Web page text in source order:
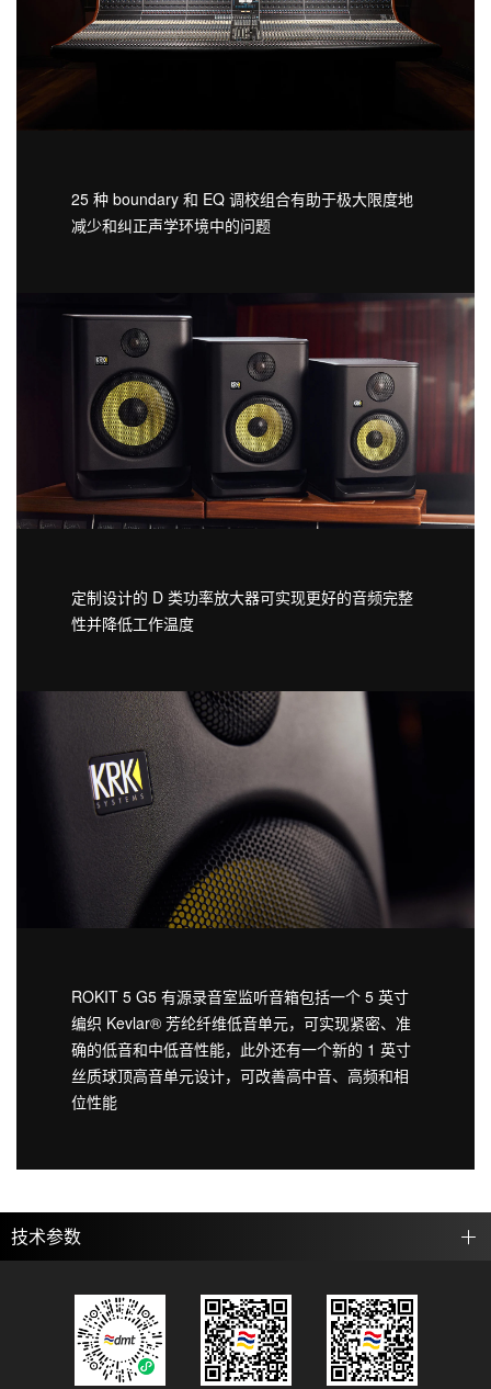
25 种 boundary 和 EQ 调校组合有助于极大限度地
减少和纠正声学环境中的问题
定制设计的 D 类功率放大器可实现更好的音频完整
性并降低工作温度
ROKIT 5 G5 有源录音室监听音箱包括一个 5 英寸
编织 Kevlar® 芳纶纤维低音单元，可实现紧密、准
确的低音和中低音性能，此外还有一个新的 1 英寸
丝质球顶高音单元设计，可改善高中音、高频和相
位性能
技术参数